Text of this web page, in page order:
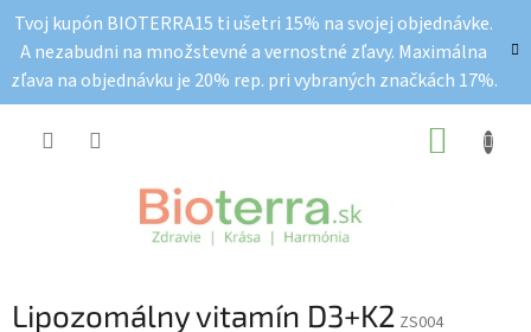
obsah
Tvoj kupón BIOTERRA15 ti ušetri 15% na svojej objednávke.
A nezabudni na množstevné a vernostné zľavy. Maximálna
zľava na objednávku je 20% rep. pri vybraných značkách 17%.
Lipozomálny vitamín D3+K2 ZS004